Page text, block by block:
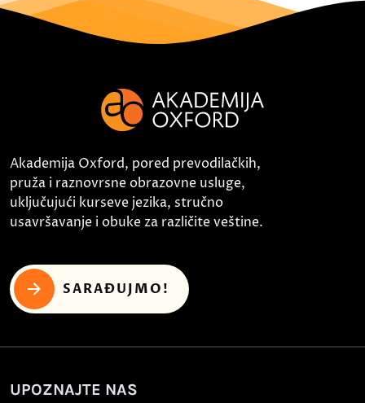
Akademija Oxford, pored prevodilačkih,
pruža i raznovrsne obrazovne usluge,
uključujući kurseve jezika, stručno
usavršavanje i obuke za različite veštine.
SARAĐUJMO!
UPOZNAJTE NAS